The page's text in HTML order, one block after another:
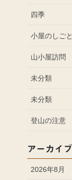
四季
小屋のしごと
山小屋訪問
未分類
未分類
登山の注意
アーカイブ
2026年8月